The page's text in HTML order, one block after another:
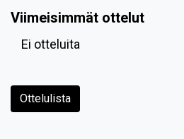
Viimeisimmät ottelut
Ei otteluita
Ottelulista